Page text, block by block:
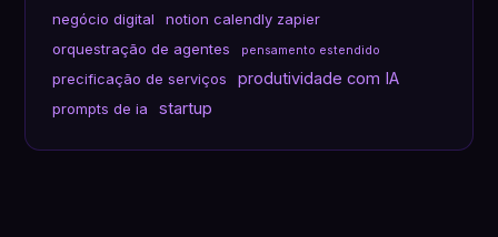
negócio digital
notion calendly zapier
orquestração de agentes
pensamento estendido
precificação de serviços produtividade com IA
prompts de ia startup